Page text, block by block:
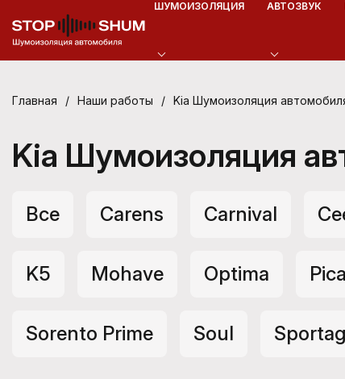
ШУМОИЗОЛЯЦИЯ АВТОЗВУК
Главная / Наши работы / Kia Шумоизоляция
Kia Шумоизоляция
Все Carens Carnival
K5 Mohave Optima
Sorento Prime Soul